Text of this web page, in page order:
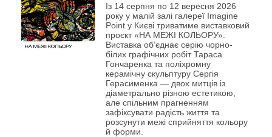
Із 14 серпня по 12 вересня 2026
року у малій залі галереї Imagine
Point у Києві триватиме виставковий
проєкт «НА МЕЖІ КОЛЬОРУ».
Виставка об’єднає серію чорно-
білих графічних робіт Тараса
Гончаренка та поліхромну
керамічну скульптуру Сергія
Герасименка — двох митців із
діаметрально різною естетикою,
але спільним прагненням
зафіксувати радість життя та
розсунути межі сприйняття кольору
й форми.